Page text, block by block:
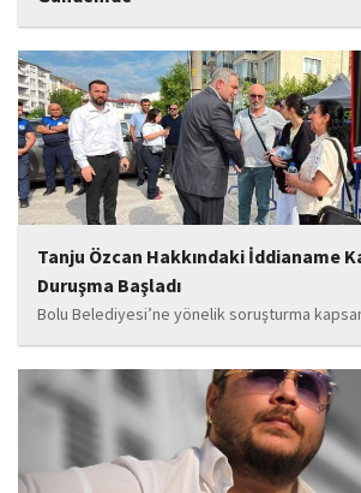
İstanbul Cumhuriyet Başsavcılığı tarafından
Levent ile kurucusu olduğu Ahbap Derneği'ni
soruşturmaya ilişkin yeni iddialar gündeme
bilgilere göre, soruşturmanın ani bir
Tanju Özcan Hakkındaki İddianame
Duruşma Başladı
Bolu Belediyesi’ne yönelik soruşturma
belediye başkanlığı görevinden uzaklaştırılan
aralarında bulunduğu 6’sı tutuklu 19 sanığın
başladı.